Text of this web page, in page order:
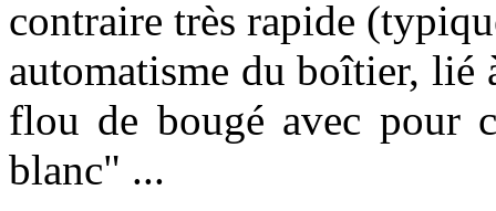
contraire très rapide
automatisme du boîtier,
flou de bougé avec pour
blanc" ...